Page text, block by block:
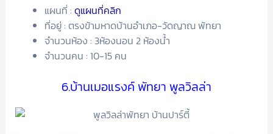
แผนที่ : ดูแผนที่คลิก
ที่อยู่ : ตรงข้ามหาดบ้านอำเภอ-วัดญาณ พัทยา
จำนวนห้อง : 3ห้องนอน 2 ห้องน้ำ
จำนวนคน : 10-15 คน
6.บ้านเมอแรงค์ พัทยา พูลวิลล่า